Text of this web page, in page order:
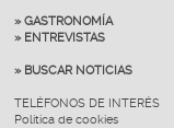
» GASTRONOMÍA
» ENTREVISTAS
» BUSCAR NOTICIAS
TELÉFONOS DE INTERÉS
Política de cookies